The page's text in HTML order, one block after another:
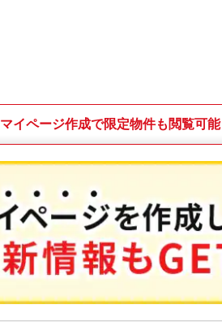
マイページ作成で限定物件も閲覧可能